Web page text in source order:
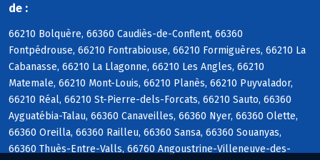
de :
66210 Bolquère, 66360 Caudiès-de-Conflent, 66360
Fontpédrouse, 66210 Fontrabiouse, 66210 Formiguères, 66210 La
Cabanasse, 66210 La Llagonne, 66210 Les Angles, 66210
Matemale, 66210 Mont-Louis, 66210 Planès, 66210 Puyvalador,
66210 Réal, 66210 St-Pierre-dels-Forcats, 66210 Sauto, 66360
Ayguatébia-Talau, 66360 Canaveilles, 66360 Nyer, 66360 Olette,
66360 Oreilla, 66360 Railleu, 66360 Sansa, 66360 Souanyas,
66360 Thuès-Entre-Valls, 66760 Angoustrine-Villeneuve-des-